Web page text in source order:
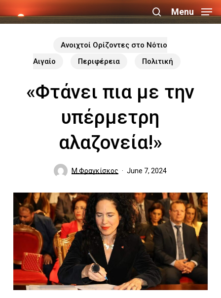
to
search
Menu
Ανοιχτοί Ορίζοντες στο Νότιο
Αιγαίο
Περιφέρεια Πολιτική
«Φτάνει πια με την
υπέρμετρη
αλαζονεία!»
Μ.Φραγκίσκος June 7, 2024